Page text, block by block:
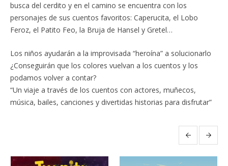
busca del cerdito y en el camino se encuentra con los
personajes de sus cuentos favoritos: Caperucita, el Lobo
Feroz, el Patito Feo, la Bruja de Hansel y Gretel…
Los niños ayudarán a la improvisada “heroína” a solucionarlo
¿Conseguirán que los colores vuelvan a los cuentos y los
podamos volver a contar?
“Un viaje a través de los cuentos con actores, muñecos,
música, bailes, canciones y divertidas historias para disfrutar”
More projects